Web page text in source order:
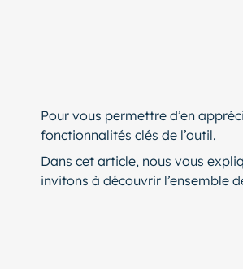
Pour vous permettre d’en
fonctionnalités clés de l’outil.
Dans cet article, nous vous
invitons à découvrir l’ensemble